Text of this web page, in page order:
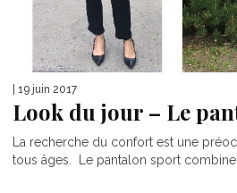
| 19 juin 2017
Look du jour – Le
La recherche du confort est une
tous âges. Le pantalon sport combine